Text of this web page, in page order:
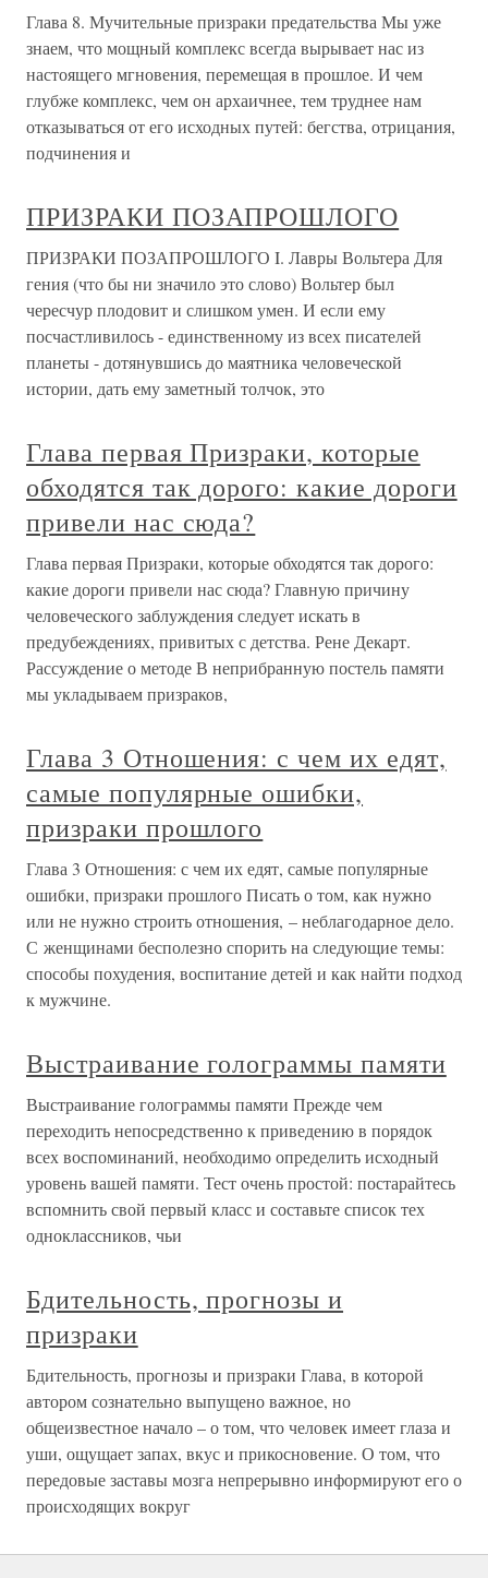
Глава 8. Мучительные призраки предательства Мы уже
знаем, что мощный комплекс всегда вырывает нас из
настоящего мгновения, перемещая в прошлое. И чем
глубже комплекс, чем он архаичнее, тем труднее нам
отказываться от его исходных путей: бегства, отрицания,
подчинения и
ПРИЗРАКИ ПОЗАПРОШЛОГО
ПРИЗРАКИ ПОЗАПРОШЛОГО I. Лавры Вольтера Для
гения (что бы ни значило это слово) Вольтер был
чересчур плодовит и слишком умен. И если ему
посчастливилось - единственному из всех писателей
планеты - дотянувшись до маятника человеческой
истории, дать ему заметный толчок, это
Глава первая Призраки, которые
обходятся так дорого: какие дороги
привели нас сюда?
Глава первая Призраки, которые обходятся так дорого:
какие дороги привели нас сюда? Главную причину
человеческого заблуждения следует искать в
предубеждениях, привитых с детства. Рене Декарт.
Рассуждение о методе В неприбранную постель памяти
мы укладываем призраков,
Глава 3 Отношения: с чем их едят,
самые популярные ошибки,
призраки прошлого
Глава 3 Отношения: с чем их едят, самые популярные
ошибки, призраки прошлого Писать о том, как нужно
или не нужно строить отношения, – неблагодарное дело.
С женщинами бесполезно спорить на следующие темы:
способы похудения, воспитание детей и как найти подход
к мужчине.
Выстраивание голограммы памяти
Выстраивание голограммы памяти Прежде чем
переходить непосредственно к приведению в порядок
всех воспоминаний, необходимо определить исходный
уровень вашей памяти. Тест очень простой: постарайтесь
вспомнить свой первый класс и составьте список тех
одноклассников, чьи
Бдительность, прогнозы и
призраки
Бдительность, прогнозы и призраки Глава, в которой
автором сознательно выпущено важное, но
общеизвестное начало – о том, что человек имеет глаза и
уши, ощущает запах, вкус и прикосновение. О том, что
передовые заставы мозга непрерывно информируют его о
происходящих вокруг